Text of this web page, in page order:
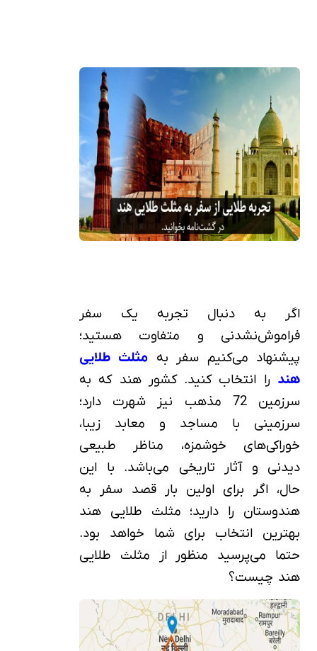
اگر به دنبال تجربه یک سفر
فراموش‌نشدنی و متفاوت هستید؛
پیشنهاد می‌کنیم سفر به مثلث طلایی
هند را انتخاب کنید. کشور هند که به
سرزمین 72 مذهب نیز شهرت دارد؛
سرزمینی با مساجد و معابد زیبا،
خوراکی‌های خوشمزه، مناظر طبیعی
دیدنی و آثار تاریخی می‌باشد. با این
حال، اگر برای اولین بار قصد سفر به
هندوستان را دارید؛ مثلث طلایی هند
بهترین انتخاب برای شما خواهد بود.
حتما می‌پرسید منظور از مثلث طلایی
هند چیست؟